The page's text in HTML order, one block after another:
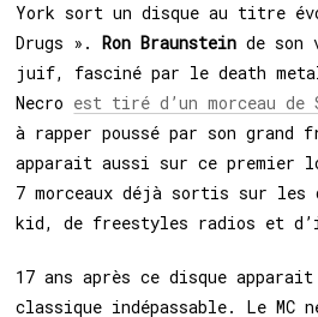
York sort un disque au titre
Drugs ».Ron Braunstein de son
juif, fasciné par le death
Necro est tiré d’un morceau de
à rapper poussé par son grand
apparait aussi sur ce premier
7 morceaux déjà sortis sur les
kid, de freestyles radios et
17 ans après ce disque apparait
classique indépassable. Le MC